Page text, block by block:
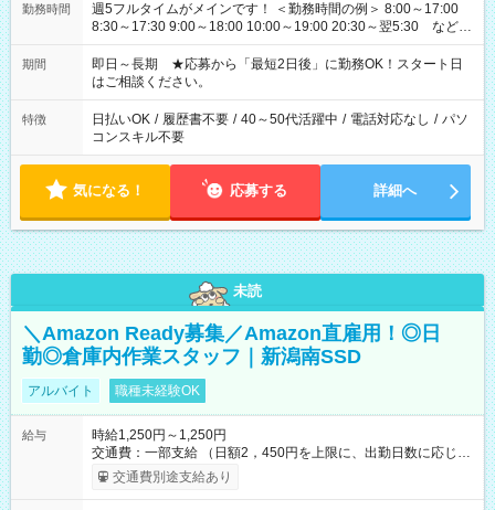
勤務時間
週5フルタイムがメインです！ ＜勤務時間の例＞ 8:00～17:00
8:30～17:30 9:00～18:00 10:00～19:00 20:30～翌5:30 など ★
その他にも勤務時間多数！ 日勤のみ、残業なし、交替制など
ご希望を教えてください！
期間
即日～長期 ★応募から「最短2日後」に勤務OK！スタート日
はご相談ください。
特徴 日払いOK / 履歴書不要 / 40～50代活躍中 / 電話対応なし / パソ
コンスキル不要
気になる！ 応募する 詳細へ
未読
＼Amazon Ready募集／Amazon直雇用！◎日
勤◎倉庫内作業スタッフ｜新潟南SSD
アルバイト 職種未経験OK
給与
時給1,250円～1,250円
交通費：一部支給 （日額2，450円を上限に、出勤日数に応じて
実費支給） ※22:00～翌5:00までは時給25%UP！ ■給与前払い
制度あり ※前払い額の上限あり、手数料無料（Amazon負担）
交通費別途支給あり